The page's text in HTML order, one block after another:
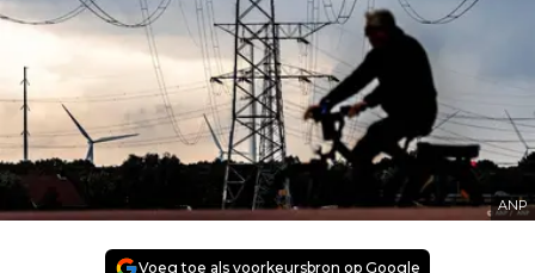
ANP
Voeg toe als voorkeursbron op Google